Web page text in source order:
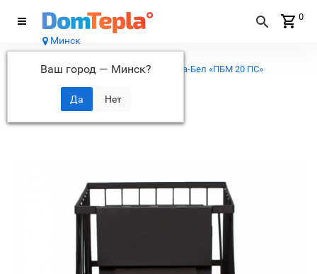
Минск
Ваш город — Минск?
Каталог
0
Печи для бани Банная печь Мета-Бел «ПБМ 20 ПС»